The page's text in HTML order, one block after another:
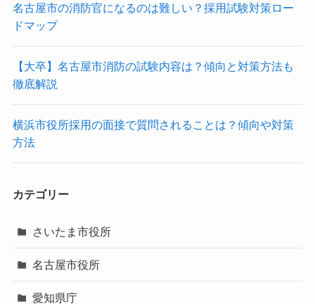
名古屋市の消防官になるのは難しい？採用試験対策ロー
ドマップ
【大卒】名古屋市消防の試験内容は？傾向と対策方法も
徹底解説
横浜市役所採用の面接で質問されることは？傾向や対策
方法
カテゴリー
さいたま市役所
名古屋市役所
愛知県庁